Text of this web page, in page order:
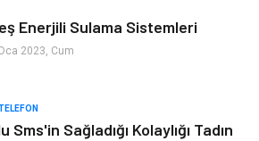
Alışveriş
Tatil
Enerjili Sulama Sistemleri
2023, Cum
Sms'in Sağladığı Kolaylığı Tadın